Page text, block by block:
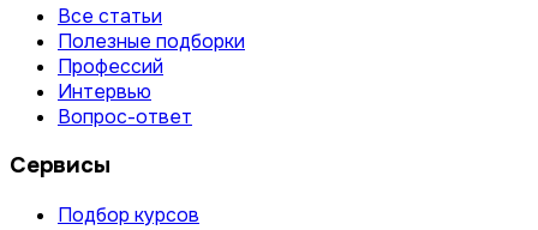
Все статьи
Полезные подборки
Профессий
Интервью
Вопрос-ответ
Сервисы
Подбор курсов